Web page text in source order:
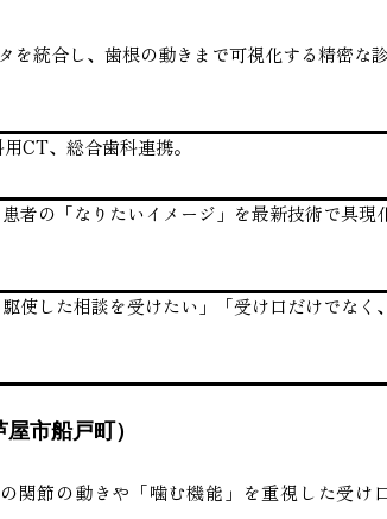
を統合し、歯根の動きまで可視化する精密な
CT、総合歯科連携。
者の「なりたいイメージ」を最新技術で具
駆使した相談を受けたい」「受け口だけでな
市船戸町）
関節の動きや「噛む機能」を重視した受け